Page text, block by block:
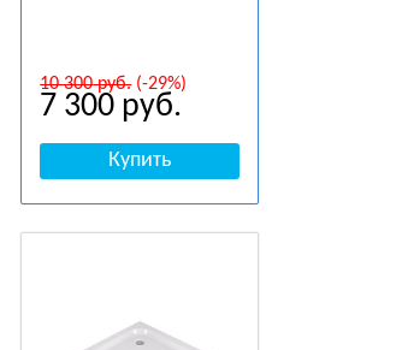
10 300руб.(-29%)
7 300 руб.